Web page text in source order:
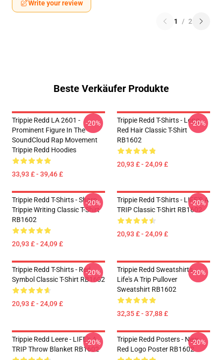
Write your review
1 / 2
Beste Verkäufer Produkte
Trippie Redd LA 2601 -
Prominent Figure In The
SoundCloud Rap Movement
Trippie Redd Hoodies
33,93 £ - 39,46 £
-20%
Trippie Redd T-Shirts - Long
Red Hair Classic T-Shirt
RB1602
20,93 £ - 24,09 £
-20%
Trippie Redd T-Shirts - Sharp
Trippie Writing Classic T-Shirt
RB1602
20,93 £ - 24,09 £
-20%
Trippie Redd T-Shirts - LIFE'S A
TRIP Classic T-Shirt RB1602
20,93 £ - 24,09 £
-20%
Trippie Redd T-Shirts - Red
Symbol Classic T-Shirt RB1602
20,93 £ - 24,09 £
-20%
Trippie Redd Sweatshirts -
Life's A Trip Pullover
Sweatshirt RB1602
32,35 £ - 37,88 £
-20%
Trippie Redd Leere - LIFE's A
TRIP Throw Blanket RB1602
-20%
Trippie Redd Posters - New
Red Logo Poster RB1602
-20%